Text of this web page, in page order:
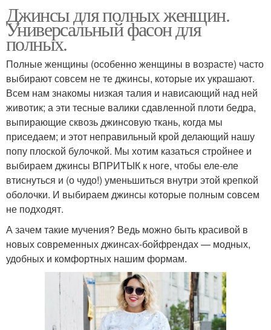
Джинсы для полных женщин.
Универсальный фасон для
полных.
Полные женщины (особенно женщины в возрасте) часто
выбирают совсем не те джинсы, которые их украшают.
Всем нам знакомы низкая талия и нависающий над ней
животик; а эти тесные валики сдавленной плоти бедра,
выпирающие сквозь джинсовую ткань, когда мы
приседаем; и этот неправильный крой делающий нашу
попу плоской булочкой. Мы хотим казаться стройнее и
выбираем джинсы ВПРИТЫК к ноге, чтобы еле-еле
втиснуться и (о чудо!) уменьшиться внутри этой крепкой
оболочки. И выбираем джинсы которые полным совсем
не подходят.
А зачем такие мучения? Ведь можно быть красивой в
новых современных джинсах-бойфрендах — модных,
удобных и комфортных нашим формам.